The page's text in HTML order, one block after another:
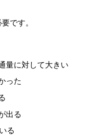
です。
量に対して大きい
った
出る
る